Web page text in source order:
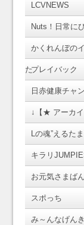
LCVNEWS
Nuts！日常に
かくれんぼの
たプレイバック
日赤健康チャ
↓【★ アーカ
Lの魂”えるたま
キラリ
お元気さまば
スポっち
み～んなげん